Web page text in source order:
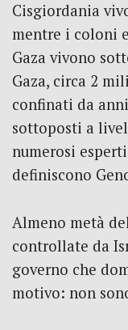
Cisgiordania
mentre i coloni
Gaza vivono
Gaza, circa 2
confinati da
sottoposti a
numerosi
definiscono
Almeno metà
controllate da
governo che
motivo: non